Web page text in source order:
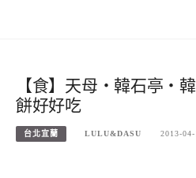
【食】天母‧韓石亭‧
餅好好吃
台北宜蘭 LULU&DASU 2013-04-